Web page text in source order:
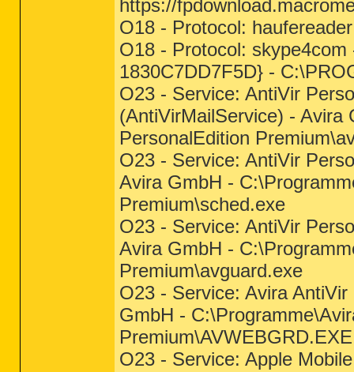
https://
O18 - Protocol:
O18 - Protocol:
1830C7DD7F5D} -
O23 - Service: AntiVir
(AntiVirMailService) - Avira
PersonalEdition
O23 - Service: AntiVir
Avira GmbH -
Premium\sched.exe
O23 - Service: AntiVir
Avira GmbH -
Premium\avguard.exe
O23 - Service: Avira
GmbH -
Premium\AVWEBGRD.EXE
O23 - Service: Apple